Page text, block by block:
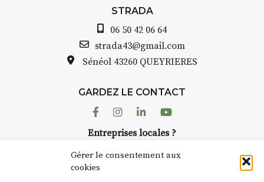
Gérer le consentement aux
cookies
avez ouvert une galerie à
Auzon…
Bernard TURLE Le Fumoir n’est
pas une galerie permanente.
AuzonToujours organise
dans le village. Des artistes et
caves, les granges d’Auzon. Le
Fumoir est l’un de ces espaces
STRADA
06 50 42 06 64
strada43@gmail.com
Sénéol 43260 QUEYRIERES
GARDEZ LE CONTACT
FacebookInstagram
LinkedinYoutube
Entreprises locales ?